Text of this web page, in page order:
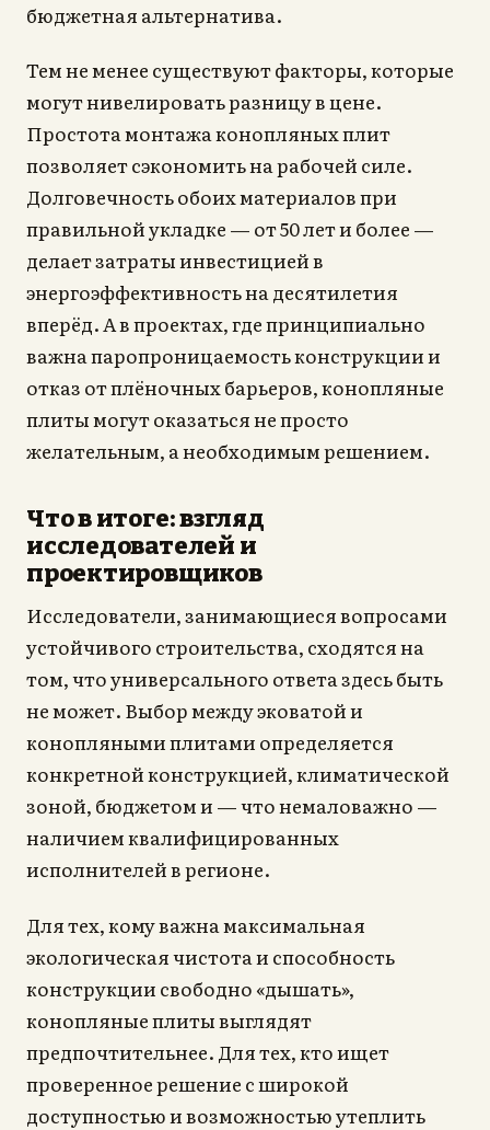
бюджетная альтернатива.
Тем не менее существуют факторы, которые
могут нивелировать разницу в цене.
Простота монтажа конопляных плит
позволяет сэкономить на рабочей силе.
Долговечность обоих материалов при
правильной укладке — от 50 лет и более —
делает затраты инвестицией в
энергоэффективность на десятилетия
вперёд. А в проектах, где принципиально
важна паропроницаемость конструкции и
отказ от плёночных барьеров, конопляные
плиты могут оказаться не просто
желательным, а необходимым решением.
Что в итоге: взгляд
исследователей и
проектировщиков
Исследователи, занимающиеся вопросами
устойчивого строительства, сходятся на
том, что универсального ответа здесь быть
не может. Выбор между эковатой и
конопляными плитами определяется
конкретной конструкцией, климатической
зоной, бюджетом и — что немаловажно —
наличием квалифицированных
исполнителей в регионе.
Для тех, кому важна максимальная
экологическая чистота и способность
конструкции свободно «дышать»,
конопляные плиты выглядят
предпочтительнее. Для тех, кто ищет
проверенное решение с широкой
доступностью и возможностью утеплить